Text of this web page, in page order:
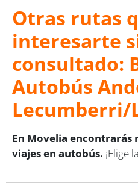
Otras rutas
interesarte
consultado:
Autobús
En Movelia encontrarás
viajes en autobús. ¡Elige